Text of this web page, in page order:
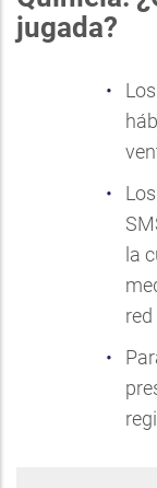
jugada?
la